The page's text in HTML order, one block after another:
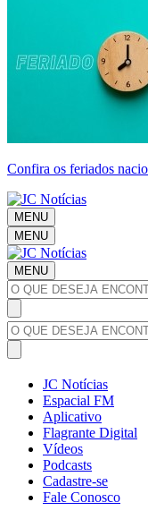
Confira os feriados
MENU
MENU
MENU
JC Notícias
Espacial FM
Aplicativo
Flagrante Digital
Vídeos
Podcasts
Cadastre-se
Fale Conosco